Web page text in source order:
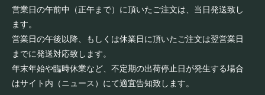
営業日の午前中（正午まで）に頂いたご注文は、当日発送致し
ます。
営業日の午後以降、もしくは休業日に頂いたご注文は翌営業日
までに発送対応致します。
年末年始や臨時休業など、不定期の出荷停止日が発生する場合
はサイト内（ニュース）にて適宜告知致します。